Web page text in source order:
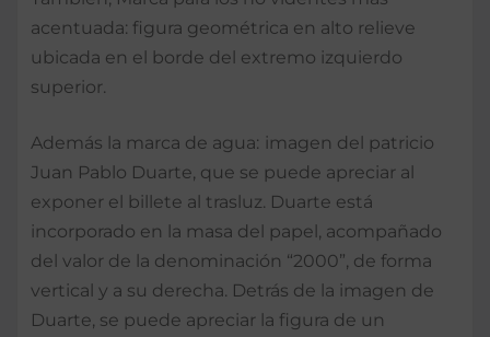
acentuada: figura geométrica en alto relieve
ubicada en el borde del extremo izquierdo
superior.
Además la marca de agua: imagen del patricio
Juan Pablo Duarte, que se puede apreciar al
exponer el billete al trasluz. Duarte está
incorporado en la masa del papel, acompañado
del valor de la denominación “2000”, de forma
vertical y a su derecha. Detrás de la imagen de
Duarte, se puede apreciar la figura de un